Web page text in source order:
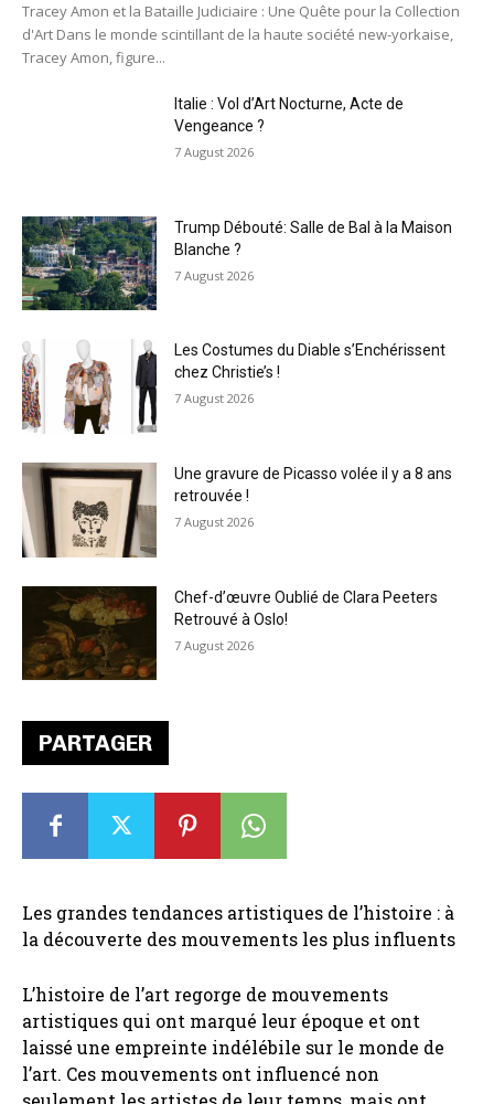
PARTAGER
Les grandes tendances artistiques de l’histoire : à
la découverte des mouvements les plus influents
L’histoire de l’art regorge de mouvements
artistiques qui ont marqué leur époque et ont
laissé une empreinte indélébile sur le monde de
l’art. Ces mouvements ont influencé non
Tracey Amon et la Bataille Judiciaire : Une Quête pour la Collection
d'Art Dans le monde scintillant de la haute société new-yorkaise,
Tracey Amon, figure...
Italie : Vol d’Art Nocturne, Acte de
Vengeance ?
7 August 2026
Trump Débouté: Salle de Bal à la Maison
Blanche ?
7 August 2026
Les Costumes du Diable s’Enchérissent
chez Christie’s !
7 August 2026
Une gravure de Picasso volée il y a 8 ans
retrouvée !
7 August 2026
Chef-d’œuvre Oublié de Clara Peeters
Retrouvé à Oslo!
7 August 2026